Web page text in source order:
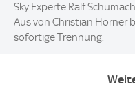
Sky Experte Ralf
Aus von Christian Horner
sofortige Trennung.